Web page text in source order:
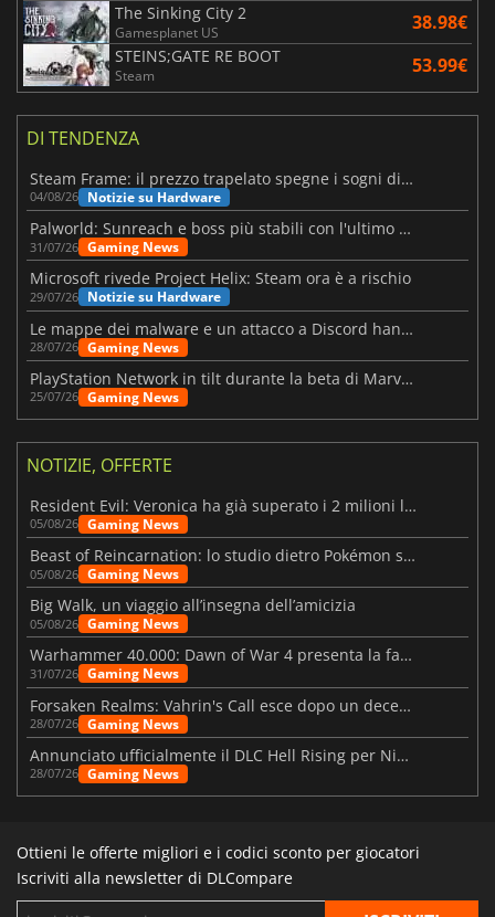
The Sinking City 2
Gamesplanet US 38.98€
STEINS;GATE RE BOOT
Steam 53.99€
DI TENDENZA
Steam Frame: il prezzo trapelato spegne i sogni di un VR economico
04/08/26 Notizie su Hardware
Palworld: Sunreach e boss più stabili con l'ultimo update
31/07/26 Gaming News
Microsoft rivede Project Helix: Steam ora è a rischio
29/07/26 Notizie su Hardware
Le mappe dei malware e un attacco a Discord hanno colpito Meccha Chameleon
28/07/26 Gaming News
PlayStation Network in tilt durante la beta di Marvel Tōkon
25/07/26 Gaming News
NOTIZIE, OFFERTE
Resident Evil: Veronica ha già superato i 2 milioni liste dei desideri
05/08/26 Gaming News
Beast of Reincarnation: lo studio dietro Pokémon su una nuova strada
05/08/26 Gaming News
Big Walk, un viaggio all’insegna dell’amicizia
05/08/26 Gaming News
Warhammer 40.000: Dawn of War 4 presenta la fazione dei Necron
31/07/26 Gaming News
Forsaken Realms: Vahrin's Call esce dopo un decennio di sviluppo
28/07/26 Gaming News
Annunciato ufficialmente il DLC Hell Rising per Nioh 3
28/07/26 Gaming News
Ottieni le offerte migliori e i codici sconto per giocatori
Iscriviti alla newsletter di DLCompare